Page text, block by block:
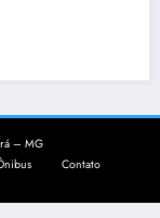
– MG